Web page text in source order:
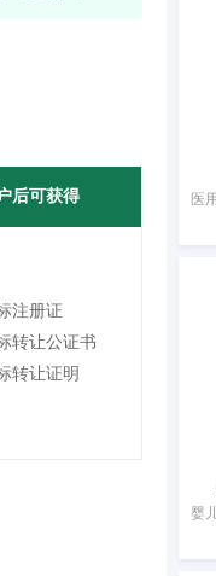
后可获得
注册证
转让公证书
转让证明